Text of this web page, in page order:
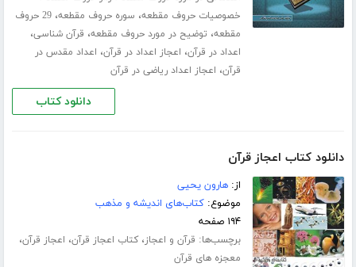
خصوصیات حروف مقطعه، سوره حروف مقطعه،
29 حروف
مقطعه، توضیح در مورد حروف مقطعه، قرآن شناسی،
اعداد در قرآن، اعجاز اعداد در قرآن، اعداد مقدس در
قرآن، اعجاز اعداد ریاضی در قرآن
دانلود کتاب
دانلود کتاب اعجاز قرآن
از:هارون یحیی
موضوع:کتاب‌های اندیشه و مذهب
۱۹۴ صفحه
برچسب‌ها: قرآن و اعجاز،کتاب اعجاز قرآن، اعجاز قرآن،
معجزه های قرآن